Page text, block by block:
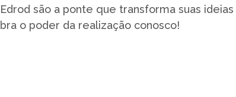
são a ponte que transforma suas
o poder da realização conosco!